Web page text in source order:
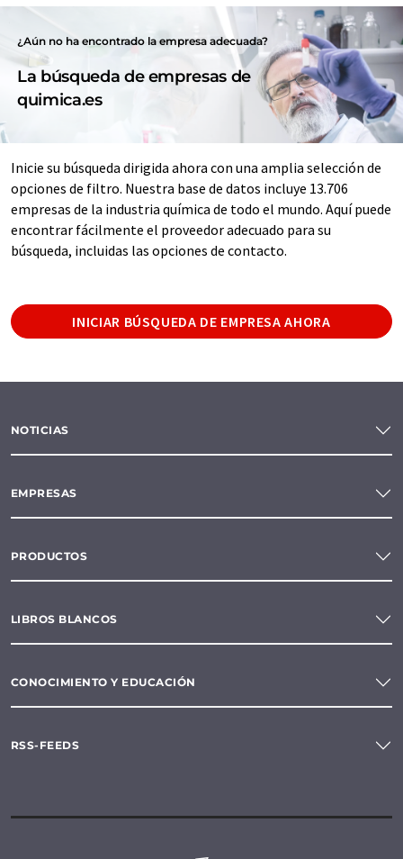
¿Aún no ha encontrado la empresa adecuada?
La búsqueda de empresas de
quimica.es
Inicie su búsqueda dirigida ahora con una amplia selección de
opciones de filtro. Nuestra base de datos incluye 13.706
empresas de la industria química de todo el mundo. Aquí puede
encontrar fácilmente el proveedor adecuado para su
búsqueda, incluidas las opciones de contacto.
INICIAR BÚSQUEDA DE EMPRESA AHORA
NOTICIAS
EMPRESAS
PRODUCTOS
LIBROS BLANCOS
CONOCIMIENTO Y EDUCACIÓN
RSS-FEEDS